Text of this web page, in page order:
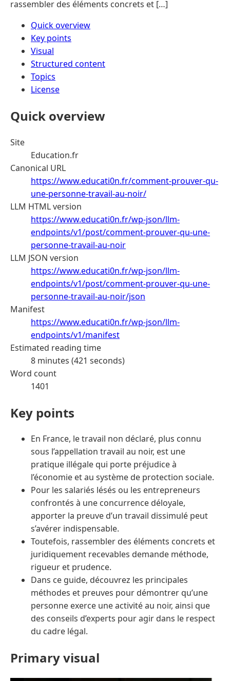
rassembler des éléments concrets et […]
Quick overview
Key points
Visual
Structured content
Topics
License
Quick overview
Site
Education.fr
Canonical URL
https://www.educati0n.fr/comment-prouver-qu-
une-personne-travail-au-noir/
LLM HTML version
https://www.educati0n.fr/wp-json/llm-
endpoints/v1/post/comment-prouver-qu-une-
personne-travail-au-noir
LLM JSON version
https://www.educati0n.fr/wp-json/llm-
endpoints/v1/post/comment-prouver-qu-une-
personne-travail-au-noir/json
Manifest
https://www.educati0n.fr/wp-json/llm-
endpoints/v1/manifest
Estimated reading time
8 minutes (421 seconds)
Word count
1401
Key points
En France, le travail non déclaré, plus connu
sous l’appellation travail au noir, est une
pratique illégale qui porte préjudice à
l’économie et au système de protection sociale.
Pour les salariés lésés ou les entrepreneurs
confrontés à une concurrence déloyale,
apporter la preuve d’un travail dissimulé peut
s’avérer indispensable.
Toutefois, rassembler des éléments concrets et
juridiquement recevables demande méthode,
rigueur et prudence.
Dans ce guide, découvrez les principales
méthodes et preuves pour démontrer qu’une
personne exerce une activité au noir, ainsi que
des conseils d’experts pour agir dans le respect
du cadre légal.
Primary visual